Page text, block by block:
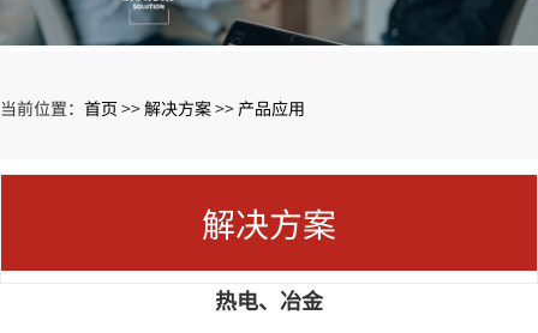
当前位置： 首页 >>解决方案>> 产品应用
解决方案
热电、冶金